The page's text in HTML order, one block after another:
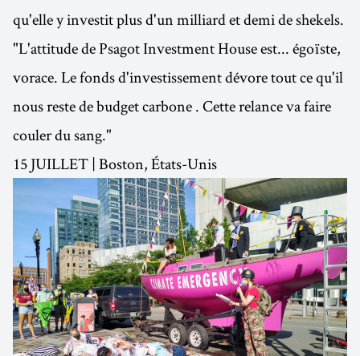
qu'elle y investit plus d'un milliard et demi de shekels.
"L'attitude de Psagot Investment House est... égoïste,
vorace. Le fonds d'investissement dévore tout ce qu'il
nous reste de budget carbone . Cette relance va faire
couler du sang."
15 JUILLET | Boston, États-Unis